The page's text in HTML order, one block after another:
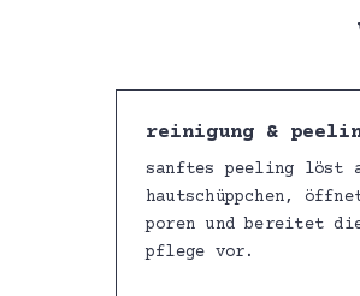
reinigung &
sanftes peeling löst
hautschüppchen,
poren und bereitet
pflege vor.